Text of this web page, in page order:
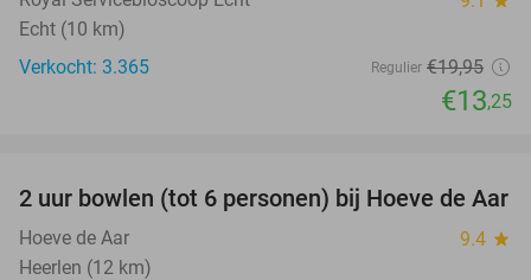
Echt (10 km)
Verkocht: 3.365
Regulier €19,95
€13,25
50%
2 uur bowlen (tot 6 personen) bij Hoeve de Aar
Hoeve de Aar 9.4 star
Heerlen (12 km)